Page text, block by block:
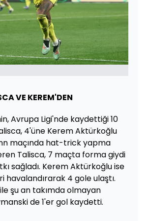
VE KEREM'DEN
Avrupa Ligi'nde kaydettiği 10
4'üne Kerem Aktürkoğlu
maçında hat-trick yapma
Talisca, 7 maçta forma giydi
sağladı. Kerem Aktürkoğlu ise
havalandırarak 4 gole ulaştı.
şu an takımda olmayan
de 1'er gol kaydetti.